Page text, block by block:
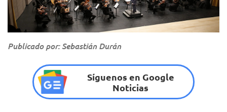
Publicado por: Sebastián Durán
Síguenos en Google
Noticias